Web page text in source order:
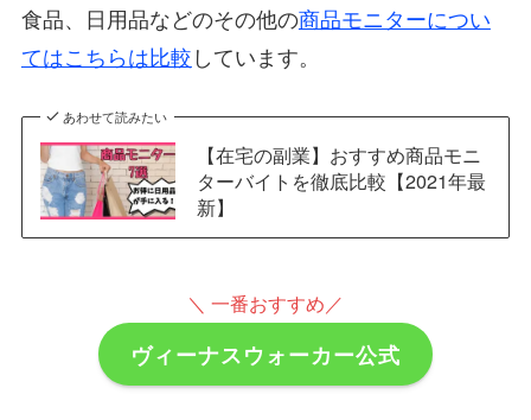
食品、日用品などのその他の商品モニターについ
てはこちらは比較しています。
あわせて読みたい
【在宅の副業】おすすめ商品モニ
ターバイトを徹底比較【2021年最
新】
＼ 一番おすすめ／
ヴィーナスウォーカー公式